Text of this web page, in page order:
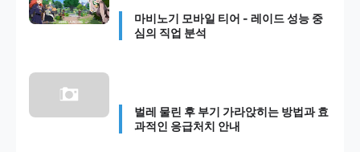
마비노기 모바일 티어 - 레이드 성능 중
심의 직업 분석
벌레 물린 후 부기 가라앉히는 방법과 효
과적인 응급처치 안내